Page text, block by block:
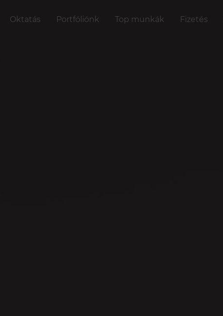
Oktatás Portfóliónk Top munkák Fizetés